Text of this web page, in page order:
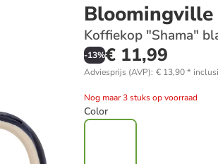
Bloomingville
Koffiekop "Shama"
-13%€ 11,99
Adviesprijs (AVP): € 13,90*
Nog maar 3 stuks op voorraad
Color